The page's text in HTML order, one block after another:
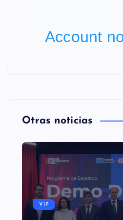
Otras noticias
VIP